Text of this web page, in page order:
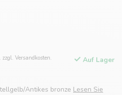
Versandkosten.
Auf Lager
Antikes bronze Lesen Sie